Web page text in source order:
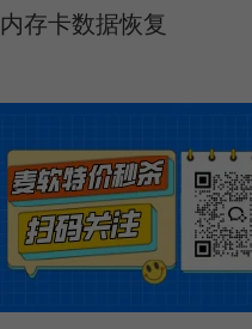
内存卡数据恢复